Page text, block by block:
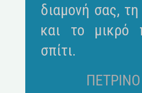
διαμονή σας,
και το μικρό
σπίτι.
ΠΕΤΡΙΝΟ